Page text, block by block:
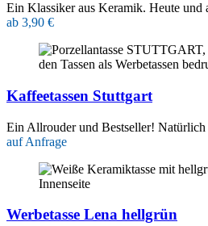
Ein Klassiker aus Keramik. Heute und
ab 3,90 €
Kaffeetassen Stuttgart
Ein Allrouder und Bestseller! Natürlich
auf Anfrage
Werbetasse Lena hellgrün